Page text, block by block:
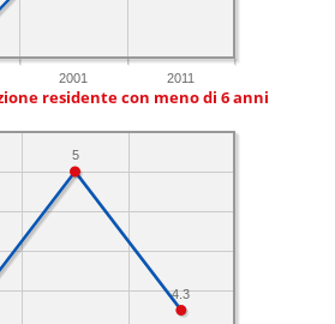
2001 2011
residente con meno di 6 anni
4.3
5